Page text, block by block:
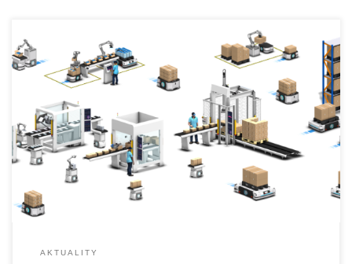
František Dolejší – OMRON Electronics spol. s r.o. Přednáška se […]
AKTUALITY